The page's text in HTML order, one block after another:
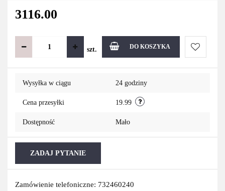
3116.00
szt. DO KOSZYKA
Do
Wysyłka w ciągu 24 godziny
Cena przesyłki 19.99
Dostępność Mało
ZADAJ PYTANIE
Zamówienie telefoniczne: 732460240